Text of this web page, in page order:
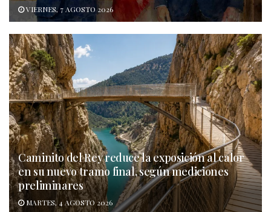
VIERNES, 7 AGOSTO 2026
Caminito del Rey reduce la exposición al calor
en su nuevo tramo final, según mediciones
preliminares
MARTES, 4 AGOSTO 2026